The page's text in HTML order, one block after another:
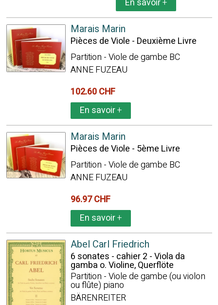
En savoir+
Marais Marin
Pièces de Viole - Deuxième Livre
Partition - Viole de gambe BC
ANNE FUZEAU
102.60 CHF
En savoir+
Marais Marin
Pièces de Viole - 5ème Livre
Partition - Viole de gambe BC
ANNE FUZEAU
96.97 CHF
En savoir+
Abel Carl Friedrich
6 sonates - cahier 2 - Viola da
gamba o. Violine, Querflöte
Partition - Viole de gambe (ou violon
ou flûte) piano
BÄRENREITER